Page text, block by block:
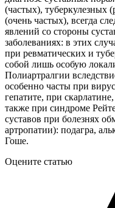
(частых), туберкулезных
(очень частых), всегда
явлений со стороны
заболеваниях: в этих
при ревматических и
собой лишь особую
Полиартралгии
особенно часты при
гепатите, при
также при синдроме
суставов при болезнях
артропатии): подагра,
Гоше.
Оцените статью